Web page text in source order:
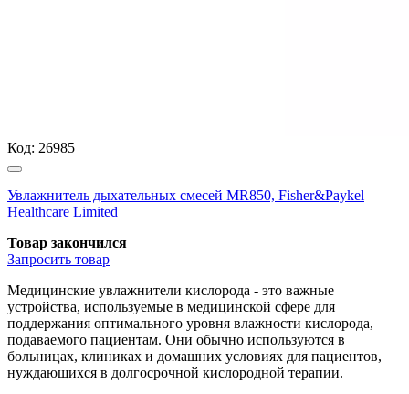
Код: 26985
Увлажнитель дыхательных смесей MR850, Fisher&Paykel
Healthcare Limited
Товар закончился
Запросить товар
Медицинские увлажнители кислорода - это важные
устройства, используемые в медицинской сфере для
поддержания оптимального уровня влажности кислорода,
подаваемого пациентам. Они обычно используются в
больницах, клиниках и домашних условиях для пациентов,
нуждающихся в долгосрочной кислородной терапии.